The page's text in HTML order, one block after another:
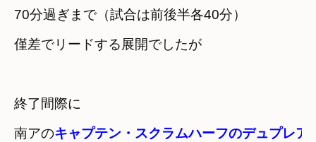
70分過ぎまで（試合は前後半各40分）
僅差でリードする展開でしたが
終了間際に
南アのキャプテン・スクラムハーフのデュプレア